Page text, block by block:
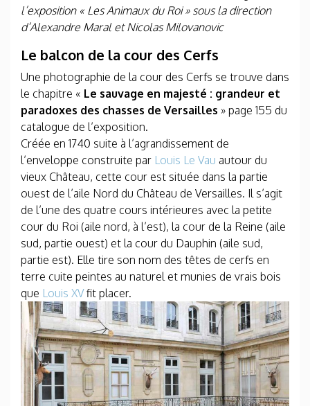
l’exposition « Les Animaux du Roi » sous la direction
d’Alexandre Maral et Nicolas Milovanovic
Le balcon de la cour des Cerfs
Une photographie de la cour des Cerfs se trouve dans
le chapitre « Le sauvage en majesté : grandeur et
paradoxes des chasses de Versailles » page 155 du
catalogue de l’exposition.
Créée en 1740 suite à l’agrandissement de
l’enveloppe construite par Louis Le Vau autour du
vieux Château, cette cour est située dans la partie
ouest de l’aile Nord du Château de Versailles. Il s’agit
de l’une des quatre cours intérieures avec la petite
cour du Roi (aile nord, à l’est), la cour de la Reine (aile
sud, partie ouest) et la cour du Dauphin (aile sud,
partie est). Elle tire son nom des têtes de cerfs en
terre cuite peintes au naturel et munies de vrais bois
que Louis XVfit placer.